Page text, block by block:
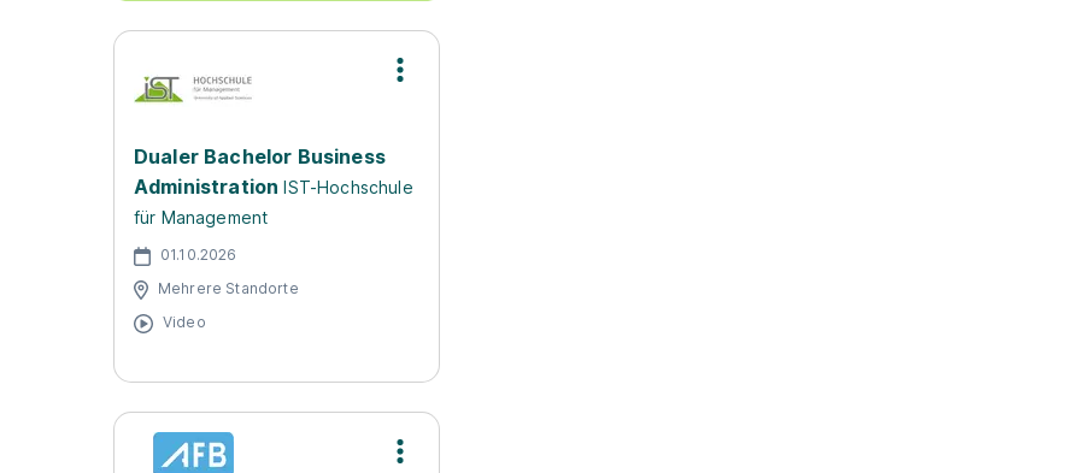
Dualer Bachelor Business
Administration IST-Hochschule
für Management
01.10.2026
Mehrere Standorte
Video